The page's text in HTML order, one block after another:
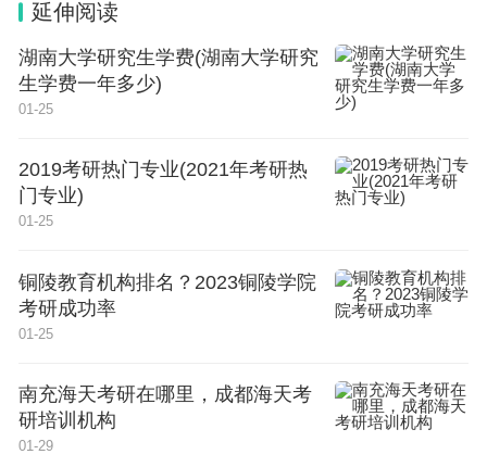
就此事，教育部也有进行答复，其回应是这样的：高
考取消英语，现阶段是不太可能的，但是相比过去以
及人才培养的目的，接下来会考虑稍微降低英语学科
其实对于英语在高考的地位，近几年在中高考中已发
生了不小的变化，比如在新高考制度中，部分地区的
学生两次机会，取其中的高分作为自己的高考科目。
1、新高考的制度的一年两考，意思并不是说取消高
考，而是英语科目将不再参加高考的统考，并且根据
延伸阅读
湖南大学研究生学费(湖南大学研究
生学费一年多少)
01-25
2019考研热门专业(2021年考研热
门专业)
01-25
铜陵教育机构排名？2023铜陵学院
考研成功率
01-25
南充海天考研在哪里，成都海天考
研培训机构
01-29